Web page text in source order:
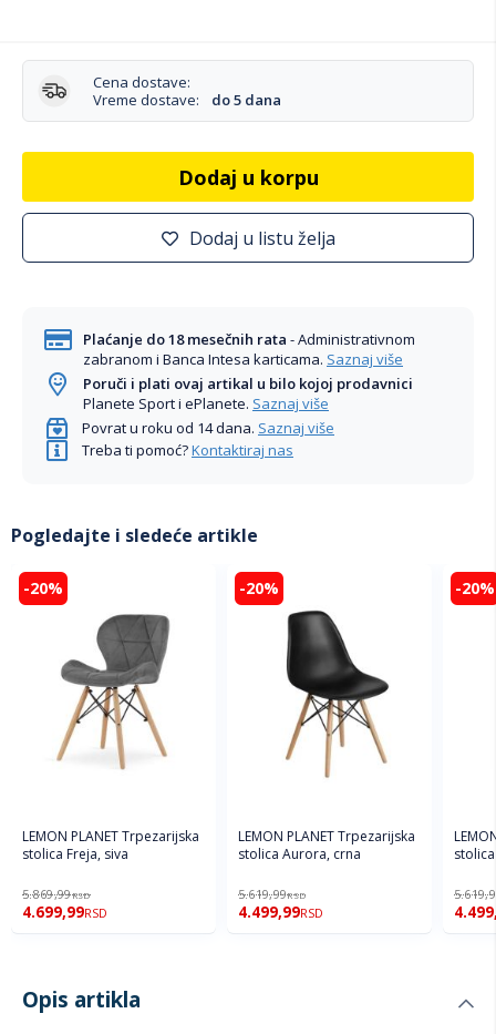
Cena dostave:
Vreme dostave:
do 5 dana
Dodaj u korpu
Dodaj u listu želja
Plaćanje do 18 mesečnih rata - Administrativnom
zabranom i Banca Intesa karticama. Saznaj više
Poruči i plati ovaj artikal u bilo kojoj prodavnici
Planete Sport i ePlanete. Saznaj više
Povrat u roku od 14 dana. Saznaj više
Treba ti pomoć?Kontaktiraj nas
Pogledajte i sledeće artikle
-20%
LEMON PLANET Trpezarijska
stolica Freja, siva
5.869,99RSD
4.699,99RSD
-20%
LEMON PLANET Trpezarijska
stolica Aurora, crna
5.619,99RSD
4.499,99RSD
-20%
Opis artikla